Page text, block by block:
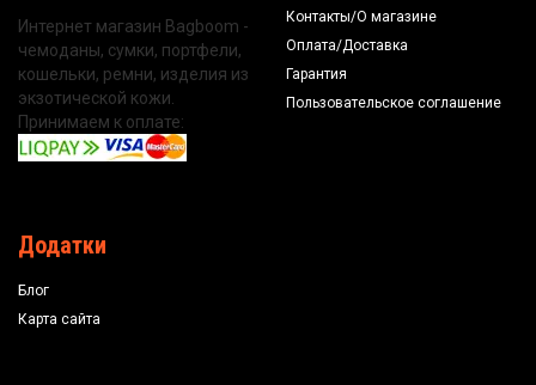
Интернет магазин Bagboom -
чемоданы, сумки, портфели,
кошельки, ремни, изделия из
экзотической кожи.
Принимаем к оплате:
Контакты/О магазине
Оплата/Доставка
Гарантия
Пользовательское соглашение
Додатки
Блог
Карта сайта